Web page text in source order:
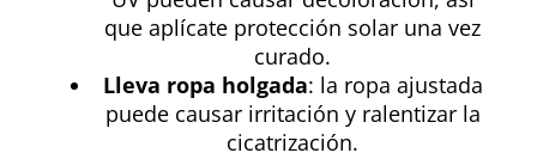
que aplícate protección solar una vez
curado.
Lleva ropa holgada: la ropa ajustada
puede causar irritación y ralentizar la
cicatrización.